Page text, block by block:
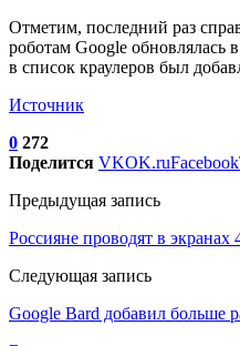
Отметим, последний раз
роботам Google обновлялась
в список краулеров был
Источник
0 272
Поделится VKOK.ruFacebook
Предыдущая запись
Россияне проводят в экранах
Следующая запись
Google Bard добавил больше